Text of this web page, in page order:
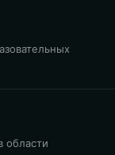
области